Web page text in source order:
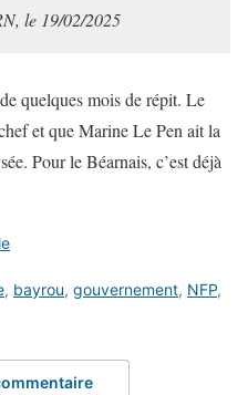
le 19/02/2025
quelques mois de répit. Le
et que Marine Le Pen ait la
Pour le Béarnais, c’est déjà
, bayrou, gouvernement, NFP,